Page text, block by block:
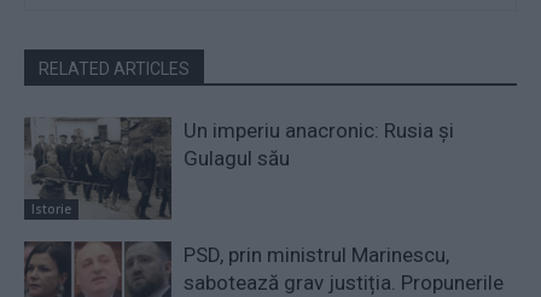
RELATED ARTICLES
Istorie
Un imperiu anacronic: Rusia și
Gulagul său
PSD, prin ministrul Marinescu,
sabotează grav justiția. Propunerile